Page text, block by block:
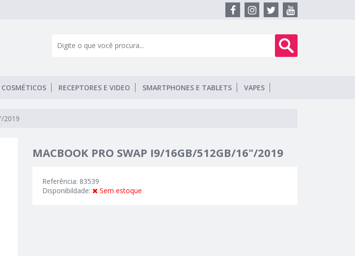
COSMÉTICOS RECEPTORES E VIDEO SMARTPHONES E TABLETS VAPES
2019
MACBOOK PRO SWAP I9/16GB/512GB/16"/2019
Referência: 83539
Disponibildade:
Sem estoque